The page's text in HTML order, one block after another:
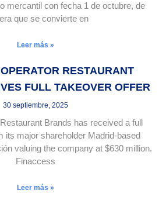
mercantil con fecha 1 de octubre, de
que se convierte en
Leer más »
RESTAURANT
FULL TAKEOVER OFFER
30 septiembre, 2025
Brands has received a full
its major shareholder Madrid-based
valuing the company at $630 million.
Finaccess
Leer más »